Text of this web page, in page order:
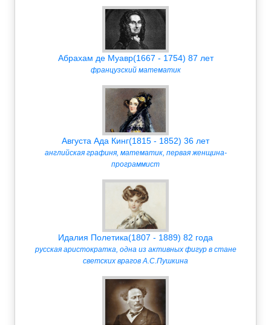
Абрахам де Муавр(1667 - 1754) 87 лет
французский математик
Августа Ада Кинг(1815 - 1852) 36 лет
английская графиня, математик, первая женщина-
программист
Идалия Полетика(1807 - 1889) 82 года
русская аристократка, одна из активных фигур в стане
светских врагов А.С.Пушкина